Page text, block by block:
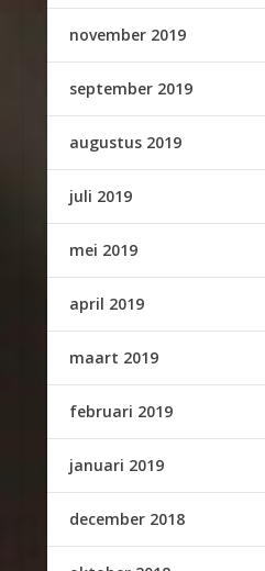
november 2019
september 2019
augustus 2019
juli 2019
mei 2019
april 2019
maart 2019
februari 2019
januari 2019
december 2018